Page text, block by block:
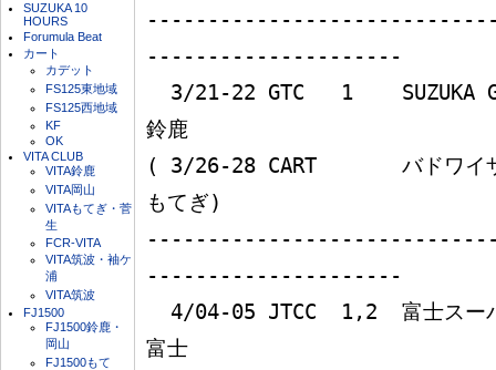
SUZUKA 10
HOURS
Forumula Beat
カート
カデット
FS125東地域
FS125西地域
KF
OK
VITA CLUB
VITA鈴鹿
VITA岡山
VITAもてぎ・菅
生
FCR-VITA
VITA筑波・袖ケ
浦
VITA筑波
FJ1500
FJ1500鈴鹿・
岡山
FJ1500もて
---------------------
鈴鹿
( 3/26-28 CART       バドワイ
もてぎ)
---------------------
富士